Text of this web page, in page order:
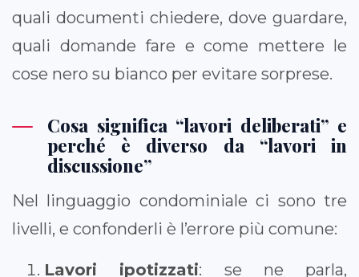
quali documenti chiedere, dove guardare,
quali domande fare e come mettere le
cose nero su bianco per evitare sorprese.
Cosa significa “lavori deliberati” e
perché è diverso da “lavori in
discussione”
Nel linguaggio condominiale ci sono tre
livelli, e confonderli è l’errore più comune:
Lavori ipotizzati: se ne parla,